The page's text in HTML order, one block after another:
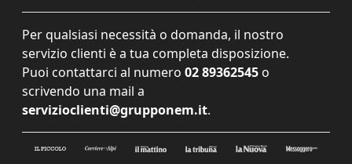
Per qualsiasi necessità o domanda, il nostro
servizio clienti è a tua completa disposizione.
Puoi contattarci al numero 02 89362545 o
scrivendo una mail a
servizioclienti@grupponem.it.